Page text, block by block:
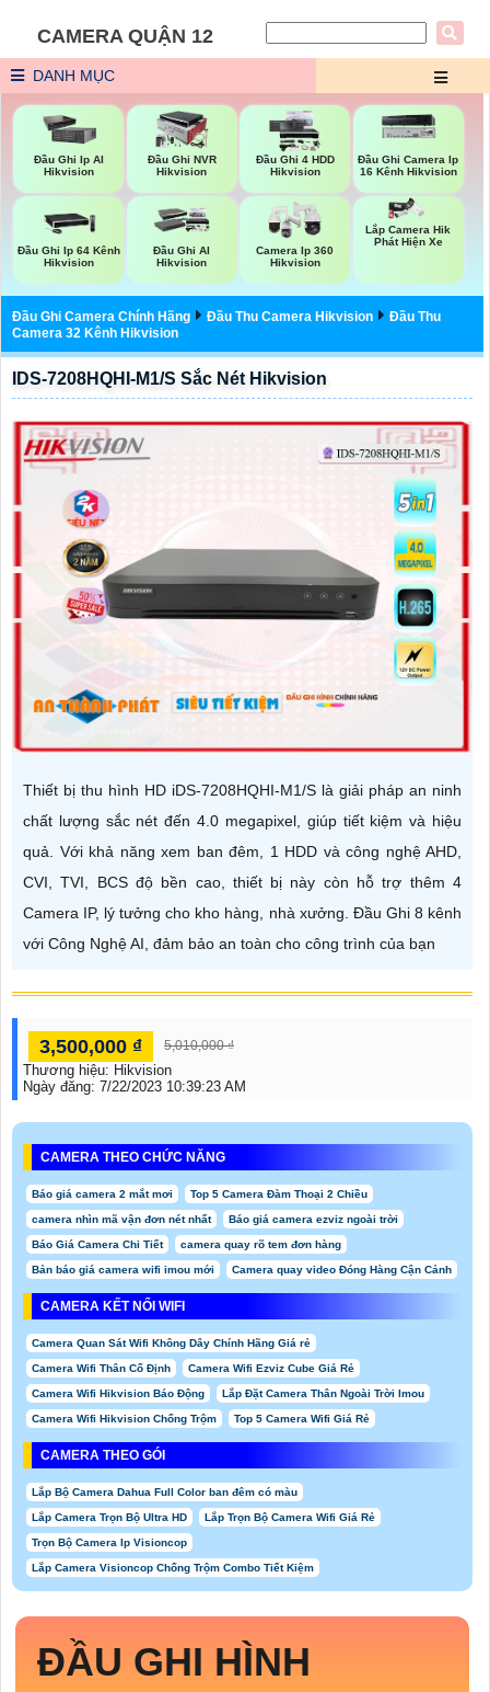
CAMERA QUẬN 12
DANH MỤC
Đầu Ghi Ip AI
Hikvision
Đầu Ghi NVR
Hikvision
Đầu Ghi 4 HDD
Hikvision
Đầu Ghi Camera Ip
16 Kênh Hikvision
Đầu Ghi Ip 64 Kênh
Hikvision
Đầu Ghi AI
Hikvision
Camera Ip 360
Hikvision
Lắp Camera Hik
Phát Hiện Xe
Đầu Ghi Camera Chính Hãng Đầu Thu Camera Hikvision
Đầu Thu
Camera 32 Kênh Hikvision
IDS-7208HQHI-M1/S Sắc Nét Hikvision
Thiết bị thu hình HD iDS-7208HQHI-M1/S là giải pháp an ninh
chất lượng sắc nét đến 4.0 megapixel, giúp tiết kiệm và hiệu
quả. Với khả năng xem ban đêm, 1 HDD và công nghệ AHD,
CVI, TVI, BCS độ bền cao, thiết bị này còn hỗ trợ thêm 4
Camera IP, lý tưởng cho kho hàng, nhà xưởng. Đầu Ghi 8 kênh
với Công Nghệ AI, đảm bảo an toàn cho công trình của bạn
3,500,000 ₫ 5,010,000 ₫
Thương hiệu: Hikvision
Ngày đăng: 7/22/2023 10:39:23 AM
CAMERA THEO CHỨC NĂNG
Báo giá camera 2 mắt mơi Top 5 Camera Đàm Thoại 2 Chiều
camera nhìn mã vận đơn nét nhất Báo giá camera ezviz ngoài trời
Báo Giá Camera Chi Tiết camera quay rõ tem đơn hàng
Bản báo giá camera wifi imou mới Camera quay video Đóng Hàng Cận Cảnh
CAMERA KẾT NỐI WIFI
Camera Quan Sát Wifi Không Dây Chính Hãng Giá rẻ
Camera Wifi Thân Cố Định Camera Wifi Ezviz Cube Giá Rẻ
Camera Wifi Hikvision Báo Động Lắp Đặt Camera Thân Ngoài Trời Imou
Camera Wifi Hikvision Chống Trộm Top 5 Camera Wifi Giá Rẻ
CAMERA THEO GÓI
Lắp Bộ Camera Dahua Full Color ban đêm có màu
Lắp Camera Trọn Bộ Ultra HD Lắp Trọn Bộ Camera Wifi Giá Rẻ
Trọn Bộ Camera Ip Visioncop
Lắp Camera Visioncop Chống Trộm Combo Tiết Kiệm
ĐẦU GHI HÌNH